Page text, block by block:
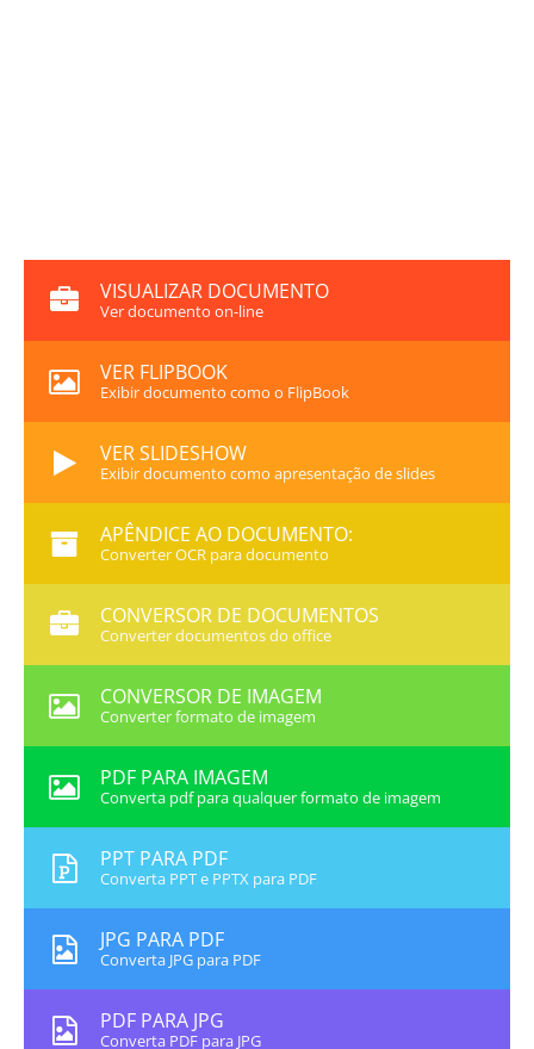
VISUALIZAR DOCUMENTO
Ver documento on-line
VER FLIPBOOK
Exibir documento como o FlipBook
VER SLIDESHOW
Exibir documento como apresentação de slides
APÊNDICE AO DOCUMENTO:
Converter OCR para documento
CONVERSOR DE DOCUMENTOS
Converter documentos do office
CONVERSOR DE IMAGEM
Converter formato de imagem
PDF PARA IMAGEM
Converta pdf para qualquer formato de imagem
PPT PARA PDF
Converta PPT e PPTX para PDF
JPG PARA PDF
Converta JPG para PDF
PDF PARA JPG
Converta PDF para JPG